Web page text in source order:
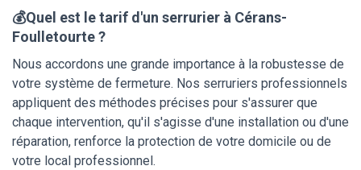
💰Quel est le tarif d'un serrurier à Cérans-
Foulletourte ?
Nous accordons une grande importance à la robustesse de
votre système de fermeture. Nos serruriers professionnels
appliquent des méthodes précises pour s'assurer que
chaque intervention, qu'il s'agisse d'une installation ou d'une
réparation, renforce la protection de votre domicile ou de
votre local professionnel.